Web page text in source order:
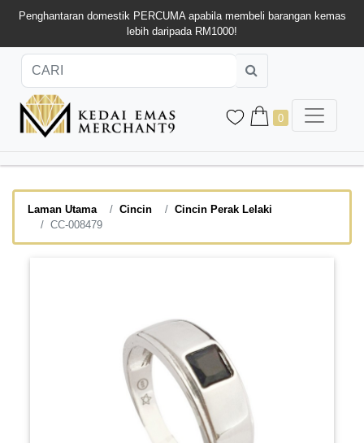
Penghantaran domestik PERCUMA apabila membeli barangan kemas
lebih daripada RM1000!
0
Laman Utama Cincin
Cincin Perak Lelaki
CC-008479